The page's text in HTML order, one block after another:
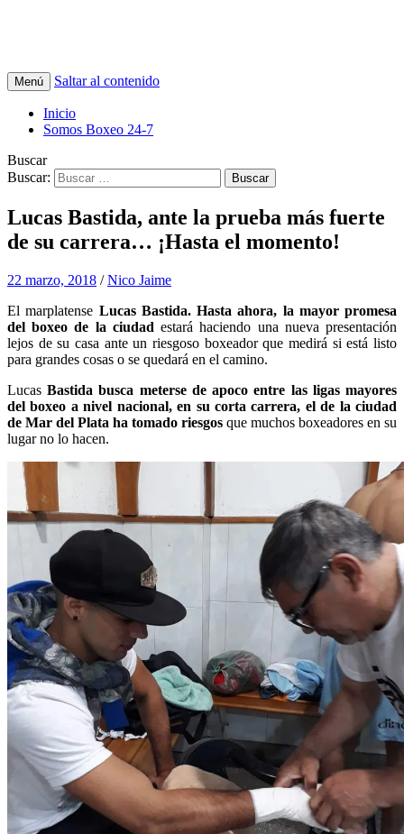
Menú Saltar al contenido
Inicio
Somos Boxeo 24-7
Buscar
Buscar:
Lucas Bastida, ante la prueba más fuerte
de su carrera… ¡Hasta el momento!
22 marzo, 2018 /Nico Jaime
El marplatense Lucas Bastida. Hasta ahora, la mayor promesa
del boxeo de la ciudad estará haciendo una nueva presentación
lejos de su casa ante un riesgoso boxeador que medirá si está listo
para grandes cosas o se quedará en el camino.
LucasBastida busca meterse de apoco entre las ligas mayores
del boxeo a nivel nacional, en su corta carrera, el de la ciudad
de Mar del Plata ha tomado riesgos que muchos boxeadores en su
lugar no lo hacen.